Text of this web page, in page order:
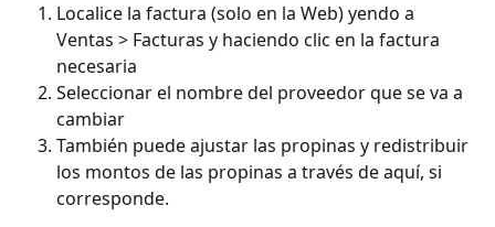
Localice la factura (solo en la Web) yendo a
Ventas > Facturas y haciendo clic en la factura
necesaria
Seleccionar el nombre del proveedor que se va a
cambiar
También puede ajustar las propinas y redistribuir
los montos de las propinas a través de aquí, si
corresponde.